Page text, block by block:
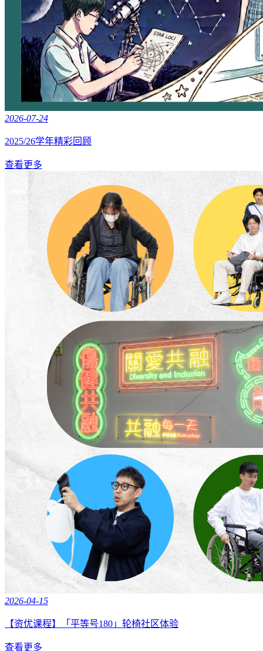
2026-07-24
2025/26学年精彩回顾
查看更多
2026-04-15
【资优课程】「平等号180」轮椅社区体验
查看更多